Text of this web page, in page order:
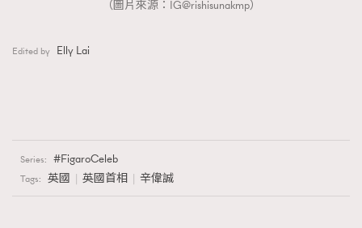
（圖片來源：IG@rishisunakmp）
Edited by Elly Lai
Series: FigaroCeleb
Tags: 英國 英國首相 辛偉誠